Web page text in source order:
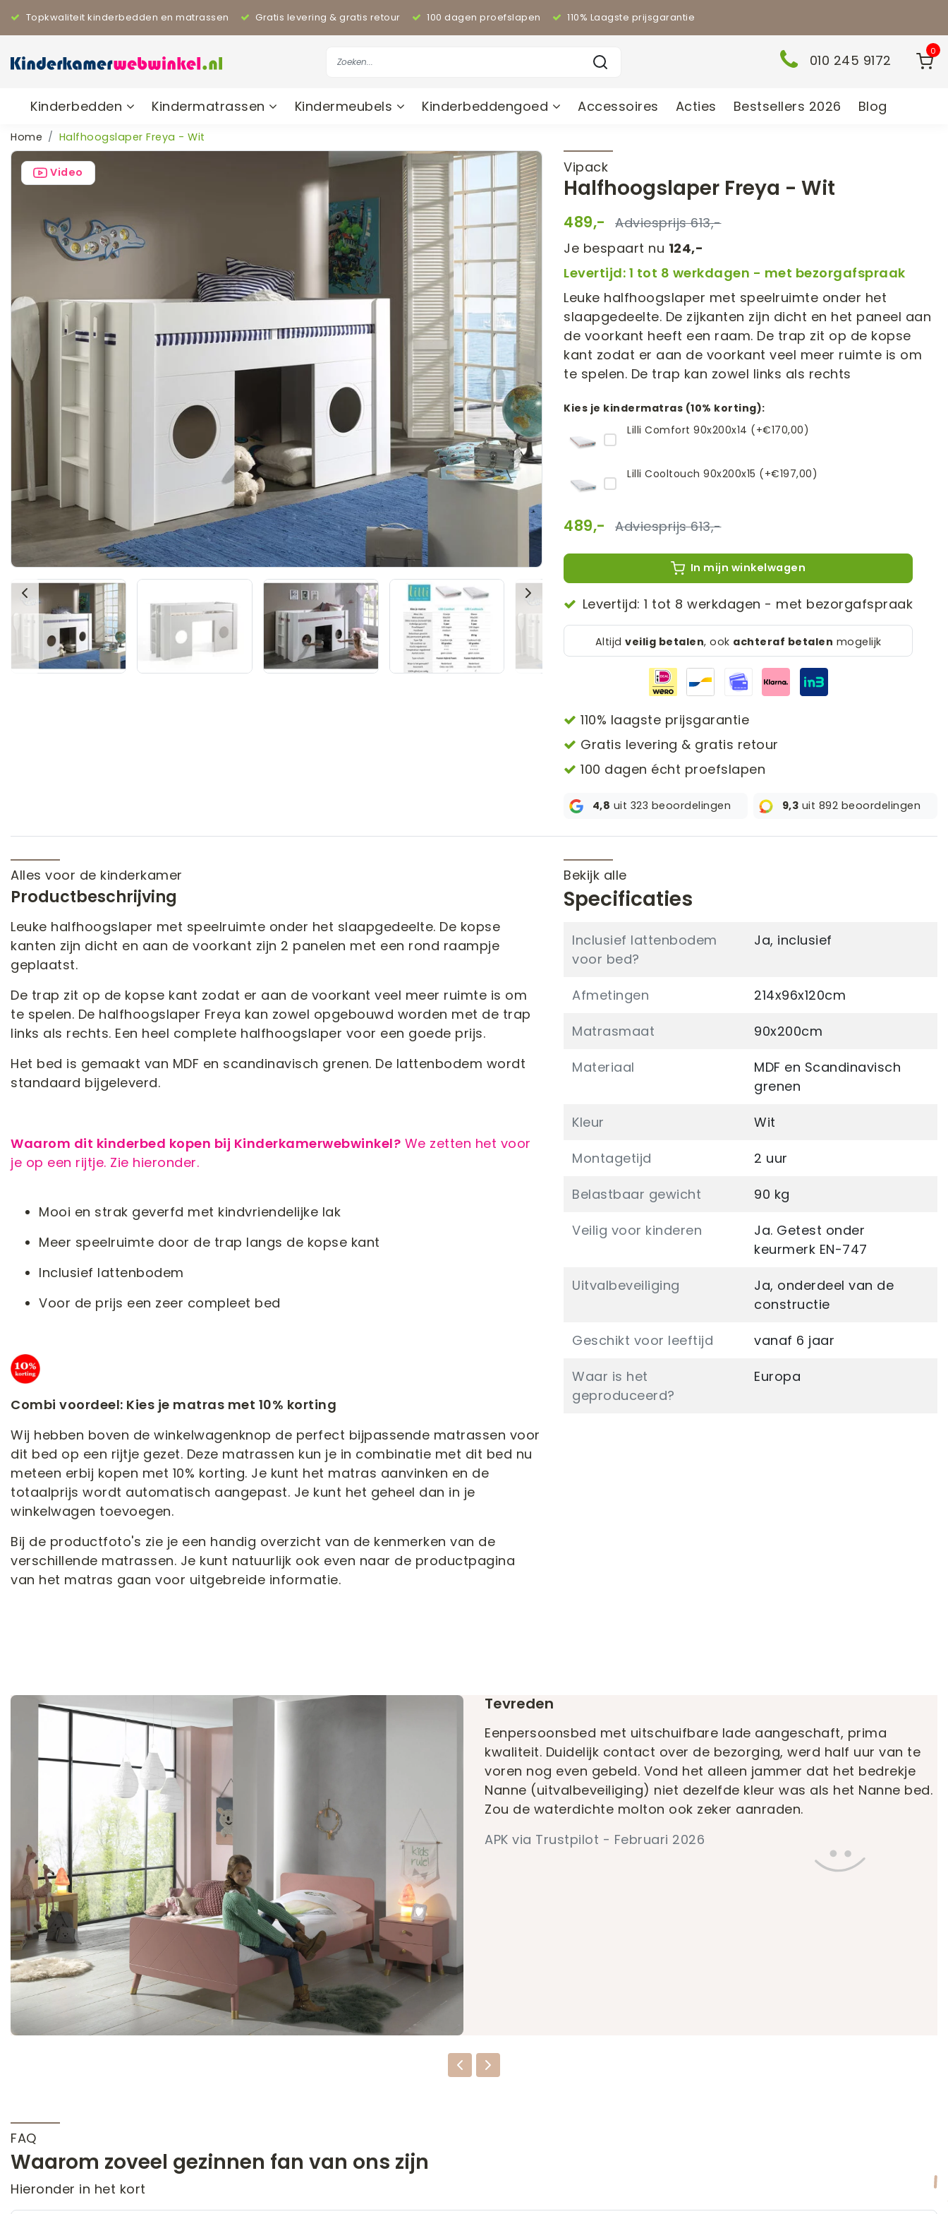
Topkwaliteit kinderbedden en matrassen Gratis levering & gratis retour 100 dagen proefslapen 110% Laagste prijsgarantie
010 245 9172
0
Kinderbedden Kindermatrassen Kindermeubels Kinderbeddengoed Accessoires Acties Bestsellers 2026 Blog
Home Halfhoogslaper Freya - Wit
Video Vipack
Halfhoogslaper Freya - Wit
489,-
613,-
Je bespaart nu 124,-
Levertijd: 1 tot 8 werkdagen - met bezorgafspraak
Leuke halfhoogslaper met speelruimte onder het
slaapgedeelte. De zijkanten zijn dicht en het paneel aan
de voorkant heeft een raam. De trap zit op de kopse
kant zodat er aan de voorkant veel meer ruimte is om
te spelen. De trap kan zowel links als rechts
Kies je kindermatras (10% korting):
Lilli Comfort 90x200x14 (+€170,00)
Lilli Cooltouch 90x200x15 (+€197,00)
489,- 613,-
In mijn winkelwagen
Levertijd: 1 tot 8 werkdagen - met bezorgafspraak
Altijd veilig betalen, ook achteraf betalen mogelijk
110% laagste prijsgarantie
Gratis levering & gratis retour
100 dagen écht proefslapen
4,8 uit 323 beoordelingen 9,3 uit 892 beoordelingen
Alles voor de kinderkamer
Productbeschrijving
Leuke halfhoogslaper met speelruimte onder het slaapgedeelte. De kopse
kanten zijn dicht en aan de voorkant zijn 2 panelen met een rond raampje
geplaatst.
De trap zit op de kopse kant zodat er aan de voorkant veel meer ruimte is om
te spelen. De halfhoogslaper Freya kan zowel opgebouwd worden met de trap
links als rechts. Een heel complete halfhoogslaper voor een goede prijs.
Het bed is gemaakt van MDF en scandinavisch grenen. De lattenbodem wordt
standaard bijgeleverd.
Waarom dit kinderbed kopen bij Kinderkamerwebwinkel? We zetten het voor
je op een rijtje. Zie hieronder.
Mooi en strak geverfd met kindvriendelijke lak
Meer speelruimte door de trap langs de kopse kant
Inclusief lattenbodem
Voor de prijs een zeer compleet bed
Combi voordeel: Kies je matras met 10% korting
Wij hebben boven de winkelwagenknop de perfect bijpassende matrassen voor
dit bed op een rijtje gezet. Deze matrassen kun je in combinatie met dit bed nu
meteen erbij kopen met 10% korting. Je kunt het matras aanvinken en de
totaalprijs wordt automatisch aangepast. Je kunt het geheel dan in je
winkelwagen toevoegen.
Bij de productfoto's zie je een handig overzicht van de kenmerken van de
verschillende matrassen. Je kunt natuurlijk ook even naar de productpagina
van het matras gaan voor uitgebreide informatie.
Bekijk alle
Specificaties
Inclusief lattenbodem
voor bed?
Ja, inclusief
Afmetingen 214x96x120cm
Matrasmaat 90x200cm
Materiaal
MDF en Scandinavisch
grenen
Kleur Wit
Montagetijd 2 uur
Belastbaar gewicht 90 kg
Veilig voor kinderen
Ja. Getest onder
keurmerk EN-747
Uitvalbeveiliging
Ja, onderdeel van de
constructie
Geschikt voor leeftijd vanaf 6 jaar
Waar is het
geproduceerd?
Europa
Tevreden
Eenpersoonsbed met uitschuifbare lade aangeschaft, prima
kwaliteit. Duidelijk contact over de bezorging, werd half uur van te
voren nog even gebeld. Vond het alleen jammer dat het bedrekje
Nanne (uitvalbeveiliging) niet dezelfde kleur was als het Nanne bed.
Zou de waterdichte molton ook zeker aanraden.
APK via Trustpilot - Februari 2026
FAQ
Waarom zoveel gezinnen fan van ons zijn
Hieronder in het kort